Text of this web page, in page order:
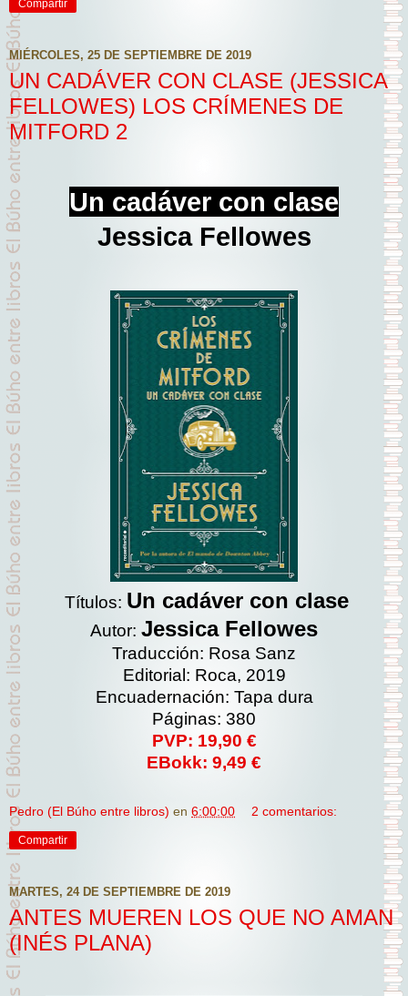
Compartir
MIÉRCOLES, 25 DE SEPTIEMBRE DE 2019
UN CADÁVER CON CLASE (JESSICA
FELLOWES) LOS CRÍMENES DE
MITFORD 2
Un cadáver con clase
Jessica Fellowes
Títulos: Un cadáver con clase
Autor: Jessica Fellowes
Traducción: Rosa Sanz
Editorial: Roca, 2019
Encuadernación: Tapa dura
Páginas: 380
PVP: 19,90 €
EBokk: 9,49 €
Pedro (El Búho entre libros) en 6:00:00 2 comentarios:
Compartir
MARTES, 24 DE SEPTIEMBRE DE 2019
ANTES MUEREN LOS QUE NO AMAN
(INÉS PLANA)